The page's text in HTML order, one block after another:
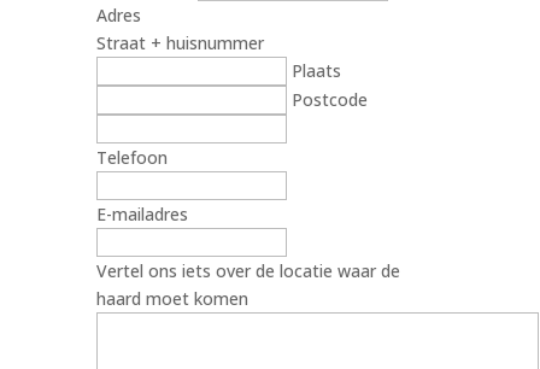
Adres
Straat + huisnummer
Plaats
Postcode
Telefoon
E-mailadres
Vertel ons iets over de locatie waar de
haard moet komen